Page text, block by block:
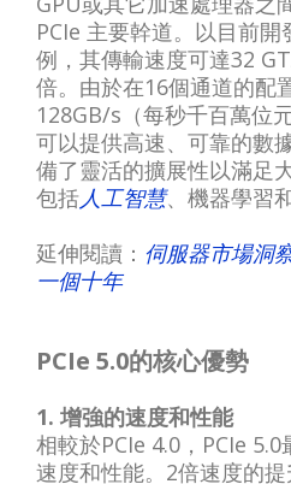
PCIe 主要幹道。以目前開
例，其傳輸速度可達32
倍。由於在16個通道的配
128GB/s（每秒千百萬位
可以提供高速、可靠的數
備了靈活的擴展性以滿足
包括人工智慧、機器學習
延伸閱讀： 伺服器市場洞
一個十年
PCIe 5.0的核心優勢
1. 增強的速度和性能
相較於PCIe 4.0，PCIe
速度和性能。2倍速度的